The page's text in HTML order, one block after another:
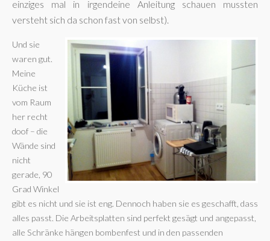
einziges mal in irgendeine Anleitung schauen mussten
versteht sich da schon fast von selbst).
Und sie
waren gut.
Meine
Küche ist
vom Raum
her recht
doof – die
Wände sind
nicht
gerade, 90
Grad Winkel
gibt es nicht und sie ist eng. Dennoch haben sie es geschafft, dass
alles passt. Die Arbeitsplatten sind perfekt gesägt und angepasst,
alle Schränke hängen bombenfest und in den passenden